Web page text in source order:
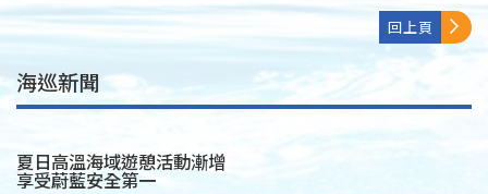
回上頁
海巡新聞
夏日高溫海域遊憩活動漸增
享受蔚藍安全第一